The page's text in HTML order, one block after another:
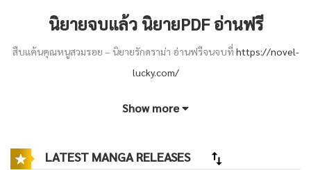
นิยายจบแล้ว นิยายPDFอ่านฟรี
สืบแค้นคุณหนูสวมรอย – นิยายรักดราม่า อ่านฟรีจนจบที่ https://novel-
lucky.com/
เมื่อมารดาถูกสังหารอย่างเป็นปริศนา ซินโย่วจึงเดินทางเข้าสู่เมืองหลวงเพื่อ
หน้าผา และได้เข้าสวมรอยเป็น “โค่วชิงชิง” คุณหนูหลานนอกของจวนรอง
Show more
LATEST MANGA RELEASES